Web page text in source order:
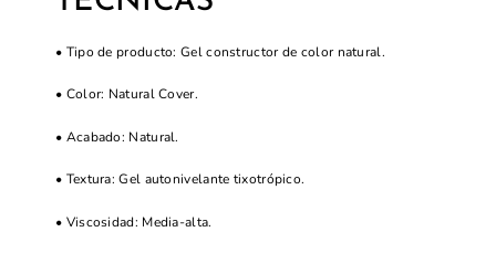
• Tipo de producto: Gel constructor de color natural.
• Color: Natural Cover.
• Acabado: Natural.
• Textura: Gel autonivelante tixotrópico.
• Viscosidad: Media-alta.